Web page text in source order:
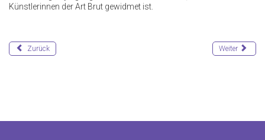
Künstlerinnen der Art Brut gewidmet ist.
Zurück Weiter